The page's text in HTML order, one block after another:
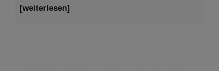
[weiterlesen]